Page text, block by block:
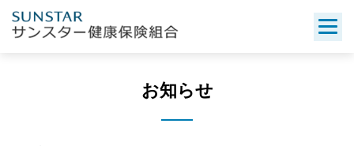
Skip
お知らせ